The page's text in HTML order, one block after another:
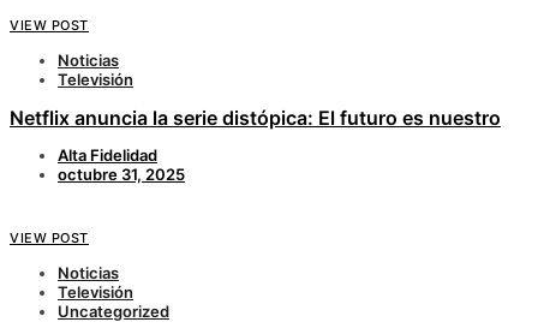
VIEW POST
Noticias
Televisión
Netflix anuncia la serie distópica: El futuro es nuestro
Alta Fidelidad
octubre 31, 2025
VIEW POST
Noticias
Televisión
Uncategorized